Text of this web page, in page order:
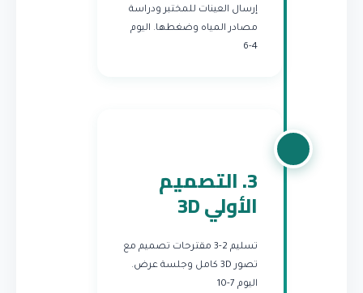
إرسال العينات للمختبر ودراسة
مصادر المياه وضغطها. اليوم
4-6
3. التصميم
الأولي 3D
تسليم 2-3 مقترحات تصميم مع
تصور 3D كامل وجلسة عرض.
اليوم 7-10